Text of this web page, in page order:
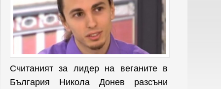
Считаният за лидер на веганите в
България Никола Донев разсъни